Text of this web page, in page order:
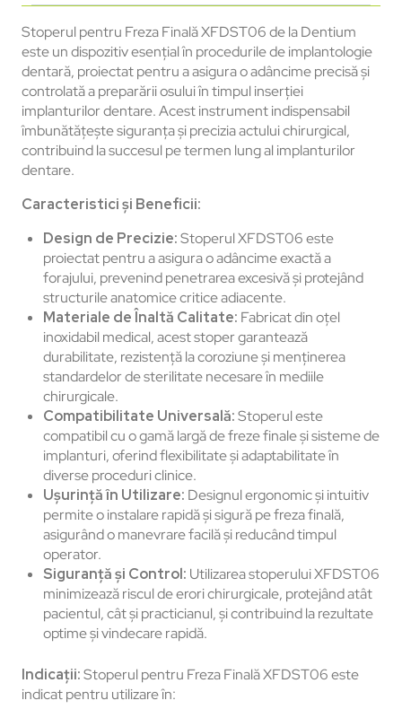
Stoperul pentru Freza Finală XFDST06 de la Dentium
este un dispozitiv esențial în procedurile de implantologie
dentară, proiectat pentru a asigura o adâncime precisă și
controlată a preparării osului în timpul inserției
implanturilor dentare. Acest instrument indispensabil
îmbunătățește siguranța și precizia actului chirurgical,
contribuind la succesul pe termen lung al implanturilor
dentare.
Caracteristici și Beneficii:
Design de Precizie:Stoperul XFDST06 este
proiectat pentru a asigura o adâncime exactă a
forajului, prevenind penetrarea excesivă și protejând
structurile anatomice critice adiacente.
Materiale de Înaltă Calitate: Fabricat din oțel
inoxidabil medical, acest stoper garantează
durabilitate, rezistență la coroziune și menținerea
standardelor de sterilitate necesare în mediile
chirurgicale.
Compatibilitate Universală:Stoperul este
compatibil cu o gamă largă de freze finale și sisteme de
implanturi, oferind flexibilitate și adaptabilitate în
diverse proceduri clinice.
Ușurință în Utilizare: Designul ergonomic și intuitiv
permite o instalare rapidă și sigură pe freza finală,
asigurând o manevrare facilă și reducând timpul
operator.
Siguranță și Control: Utilizarea stoperului XFDST06
minimizează riscul de erori chirurgicale, protejând atât
pacientul, cât și practicianul, și contribuind la rezultate
optime și vindecare rapidă.
Indicații:Stoperul pentru Freza Finală XFDST06 este
indicat pentru utilizare în: